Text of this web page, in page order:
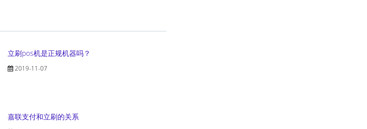
立刷pos机是正规机器吗？
2019-11-07
嘉联支付和立刷的关系